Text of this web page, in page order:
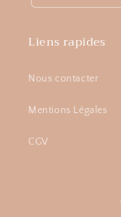
Liens rapides
Nous contacter
Mentions Légales
CGV